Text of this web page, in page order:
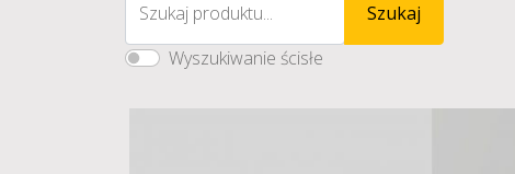
Szukaj produktu...
Szukaj
Wyszukiwanie ścisłe